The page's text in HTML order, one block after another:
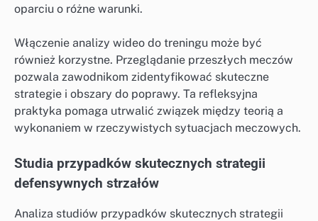
oparciu o różne warunki.
Włączenie analizy wideo do treningu może być
również korzystne. Przeglądanie przeszłych meczów
pozwala zawodnikom zidentyfikować skuteczne
strategie i obszary do poprawy. Ta refleksyjna
praktyka pomaga utrwalić związek między teorią a
wykonaniem w rzeczywistych sytuacjach meczowych.
Studia przypadków skutecznych strategii
defensywnych strzałów
Analiza studiów przypadków skutecznych strategii